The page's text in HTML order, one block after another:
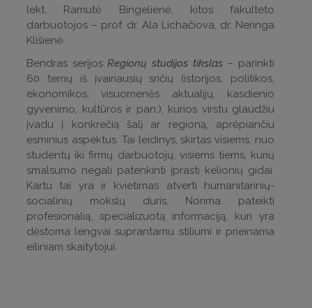
lekt. Ramutė Bingelienė, kitos fakulteto
darbuotojos – prof. dr. Ala Lichačiova, dr. Neringa
Klišienė.
Bendras serijosRegionų studijos tikslas– parinkti
60 temų iš įvairiausių sričių (istorijos, politikos,
ekonomikos, visuomenės aktualijų, kasdienio
gyvenimo, kultūros ir pan.), kurios virstu glaudžiu
įvadu į konkrečią šalį ar regioną, aprėpiančiu
esminius aspektus. Tai leidinys, skirtas visiems, nuo
studentų iki firmų darbuotojų, visiems tiems, kurių
smalsumo negali patenkinti įprasti kelionių gidai.
Kartu tai yra ir kvietimas atverti humanitarinių-
socialinių mokslų duris. Norima pateikti
profesionalią, specializuotą informaciją, kuri yra
dėstoma lengvai suprantamu stiliumi ir prieinama
eiliniam skaitytojui.